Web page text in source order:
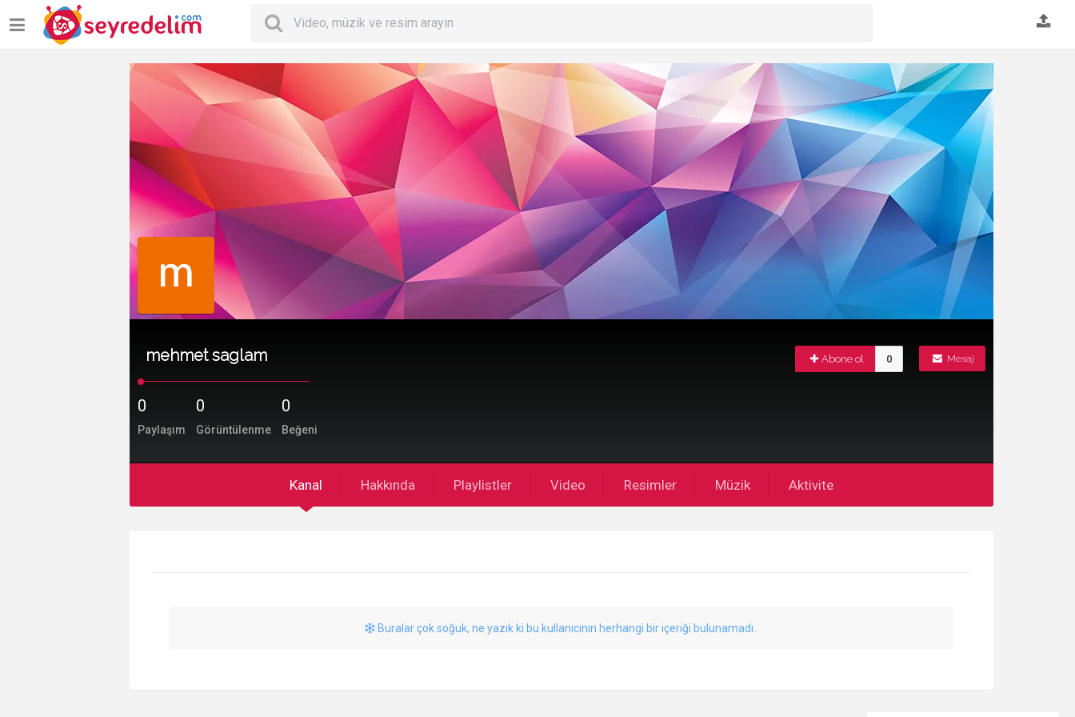
mehmet saglam Mesaj
Abone ol 0
0
Paylaşım
0
Görüntülenme
0
Beğeni
Kanal Hakkında Playlistler Video Resimler Müzik Aktivite
Buralar çok soğuk, ne yazık ki bu kullanıcının herhangi bir içeriği bulunamadı..